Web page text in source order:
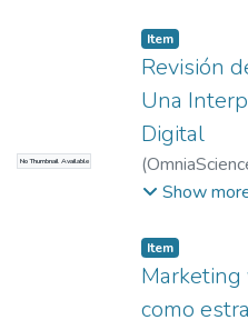
No Thumbnail Available
Item
Revisión
Una
Digital
(
Isabel;Jordi
de
(GEM)
Show
Item
Marketing
como